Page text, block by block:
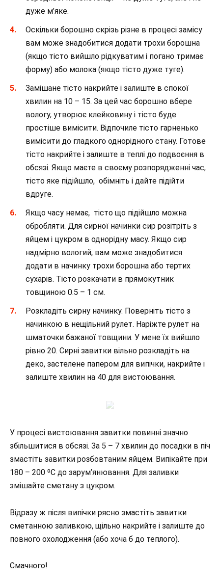
дуже м’яке.
Оскільки борошно скрізь різне в процесі замісу
вам може знадобитися додати трохи борошна
(якщо тісто вийшло рідкуватим і погано тримає
форму) або молока (якщо тісто дуже туге).
Замішане тісто накрийте і залиште в спокої
хвилин на 10 – 15. За цей час борошно вбере
вологу, утворює клейковину і тісто буде
простіше вимісити. Відпочиле тісто гарненько
вимісити до гладкого однорідного стану. Готове
тісто накрийте і залиште в теплі до подвоєння в
обсязі. Якщо маєте в своєму розпорядженні час,
тісто яке підійшло, обімніть і дайте підійти
вдруге.
Якщо часу немає, тісто що підійшло можна
обробляти. Для сирної начинки сир розітріть з
яйцем і цукром в однорідну масу. Якщо сир
надмірно вологий, вам може знадобитися
додати в начинку трохи борошна або тертих
сухарів. Тісто розкачати в прямокутник
товщиною 0.5 – 1 см.
Розкладіть сирну начинку. Поверніть тісто з
начинкою в нещільний рулет. Наріжте рулет на
шматочки бажаної товщини. У мене їх вийшло
рівно 20. Сирні завитки вільно розкладіть на
деко, застелене папером для випічки, накрийте і
залиште хвилин на 40 для вистоювання.
У процесі вистоювання завитки повинні значно
збільшитися в обсязі. За 5 – 7 хвилин до посадки в піч
змастіть завитки розбовтаним яйцем. Випікайте при
180 – 200 ºС до зарум’янювання. Для заливки
змішайте сметану з цукром.
Відразу ж після випічки рясно змастіть завитки
сметанною заливкою, щільно накрийте і залиште до
повного охолодження (або хоча б до теплого).
Смачного!